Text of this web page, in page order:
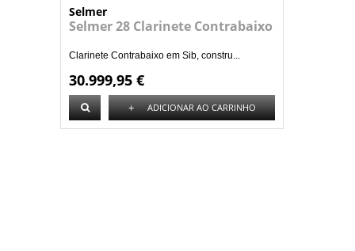
Selmer
Selmer 28 Clarinete Contrabaixo
Clarinete Contrabaixo em Sib, constru...
30.999,95 €
+ ADICIONAR AO CARRINHO